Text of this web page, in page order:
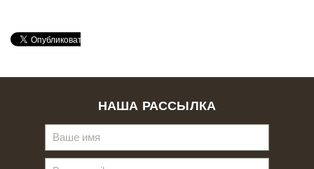
НАША РАССЫЛКА